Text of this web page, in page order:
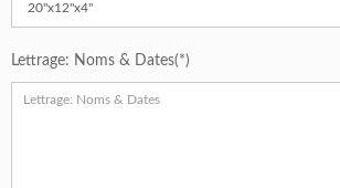
Lettrage: Noms & Dates